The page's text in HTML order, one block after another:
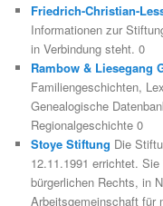
Friedrich-Christian-
Informationen zur
in Verbindung steht. 0
Rambow & Liesegang
Familiengeschichten,
Genealogische
Regionalgeschichte 0
Stoye Stiftung Die
12.11.1991 errichtet.
bürgerlichen Rechts, in
Arbeitsgemeinschaft für